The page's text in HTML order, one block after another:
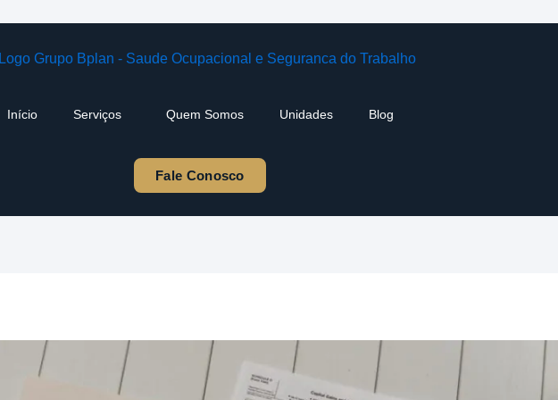
Início Serviços Quem Somos Unidades Blog
Fale Conosco